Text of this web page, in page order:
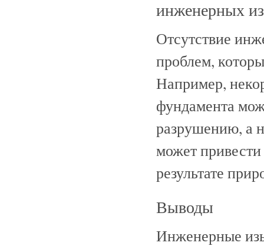
инженерных
Отсутствие
проблем,
Например,
фундамента
разрушению, а
может
результате
Выводы
Инженерные